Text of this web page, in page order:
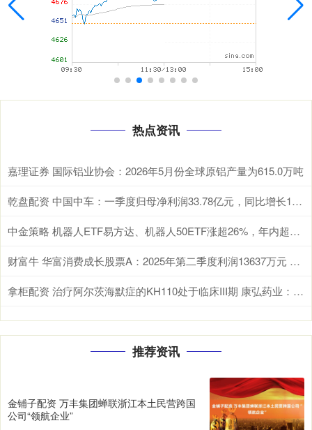
热点资讯
嘉理证券 国际铝业协会：2026年5月份全球原铝产量为615.0万吨
乾盘配资 中国中车：一季度归母净利润33.78亿元，同比增长10.66%
中金策略 机器人ETF易方达、机器人50ETF涨超26%，年内超百亿资金机器人ETF
财富牛 华富消费成长股票A：2025年第二季度利润13637万元 净值增长率108%
拿柜配资 治疗阿尔茨海默症的KH110处于临床III期 康弘药业：具一定的不确定性
推荐资讯
金铺子配资 万丰集团蝉联浙江本土民营跨国
公司“领航企业”